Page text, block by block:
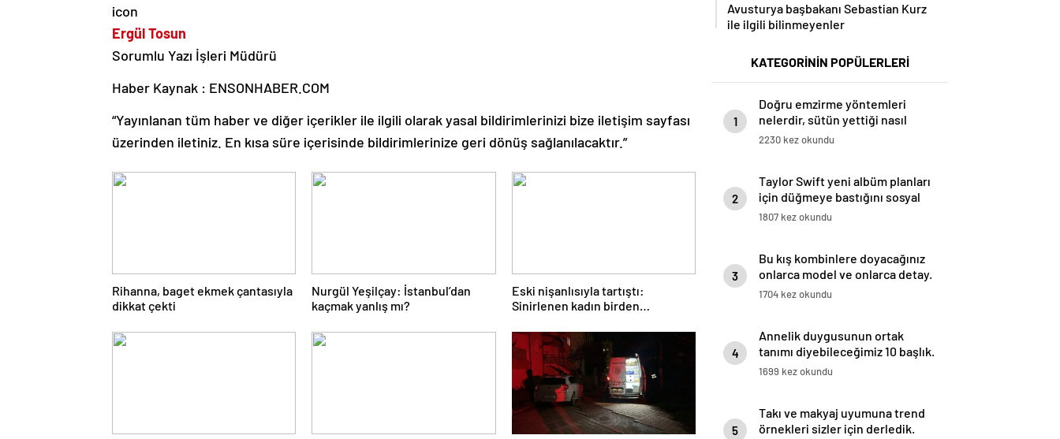
Ergül Tosun
Sorumlu Yazı İşleri Müdürü
Haber Kaynak : ENSONHABER.COM
“Yayınlanan tüm haber ve diğer içerikler ile ilgili olarak yasal bildirimlerinizi bize iletişim sayfası
üzerinden iletiniz. En kısa süre içerisinde bildirimlerinize geri dönüş sağlanılacaktır.”
Rihanna, baget ekmek çantasıyla
dikkat çekti
Nurgül Yeşilçay: İstanbul’dan
kaçmak yanlış mı?
Eski nişanlısıyla tartıştı:
Sinirlenen kadın birden
Avusturya başbakanı Sebastian Kurz
ile ilgili bilinmeyenler
KATEGORİNİN POPÜLERLERİ
1
Doğru emzirme yöntemleri
nelerdir, sütün yettiği nasıl
anlaşılır?
2230 kez okundu
2
Taylor Swift yeni albüm planları
için düğmeye bastığını sosyal
medyadan duyurdu!
1807 kez okundu
3
Bu kış kombinlere doyacağınız
onlarca model ve onlarca detay.
1704 kez okundu
4
Annelik duygusunun ortak
tanımı diyebileceğimiz 10 başlık.
1699 kez okundu
5
Takı ve makyaj uyumuna trend
örnekleri sizler için derledik.